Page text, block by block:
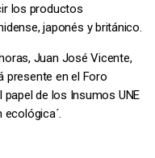
los productos
japonés y británico.
Juan José Vicente,
presente en el Foro
papel de los Insumos UNE